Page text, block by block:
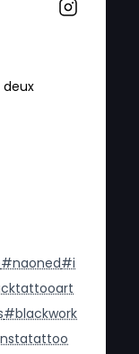
deux
#naoned#i
#blackwork